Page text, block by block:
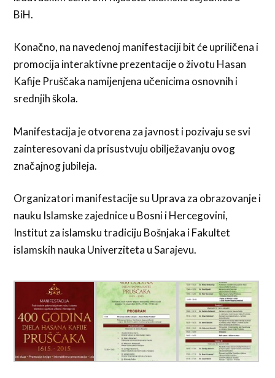
BiH.
Konačno, na navedenoj manifestaciji bit će upriličena i
promocija interaktivne prezentacije o životu Hasan
Kafije Pruščaka namijenjena učenicima osnovnih i
srednjih škola.
Manifestacija je otvorena za javnost i pozivaju se svi
zainteresovani da prisustvuju obilježavanju ovog
značajnog jubileja.
Organizatori manifestacije su Uprava za obrazovanje i
nauku Islamske zajednice u Bosni i Hercegovini,
Institut za islamsku tradiciju Bošnjaka i Fakultet
islamskih nauka Univerziteta u Sarajevu.